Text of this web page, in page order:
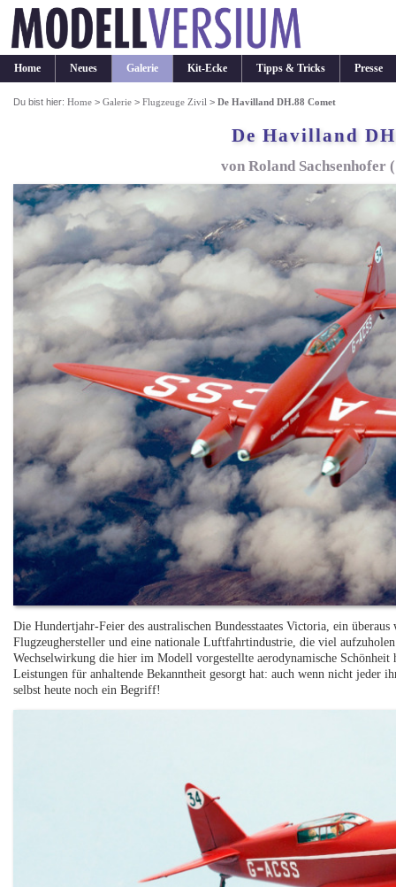
Home Neues Galerie Kit-Ecke Tipps & Tricks Presse
Du bist hier:Home >Galerie >Flugzeuge Zivil >De Havilland DH.88 Comet
De Havilland
von Roland
Die Hundertjahr-Feier des australischen Bundesstaates Victoria, ein
Flugzeughersteller und eine nationale Luftfahrtindustrie, die viel
Wechselwirkung die hier im Modell vorgestellte aerodynamische
Leistungen für anhaltende Bekanntheit gesorgt hat: auch wenn nicht jeder
selbst heute noch ein Begriff!